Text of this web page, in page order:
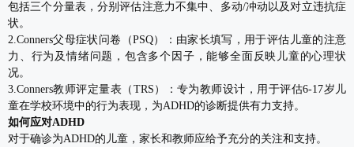
包括三个分量表，分别评估注意力不集中、多动/冲动以及对立违抗症
状。
2.Conners父母症状问卷（PSQ）：由家长填写，用于评估儿童的注意
力、行为及情绪问题，包含多个因子，能够全面反映儿童的心理状
况。
3.Conners教师评定量表（TRS）：专为教师设计，用于评估6-17岁儿
童在学校环境中的行为表现，为ADHD的诊断提供有力支持。
如何应对ADHD
对于确诊为ADHD的儿童，家长和教师应给予充分的关注和支持。